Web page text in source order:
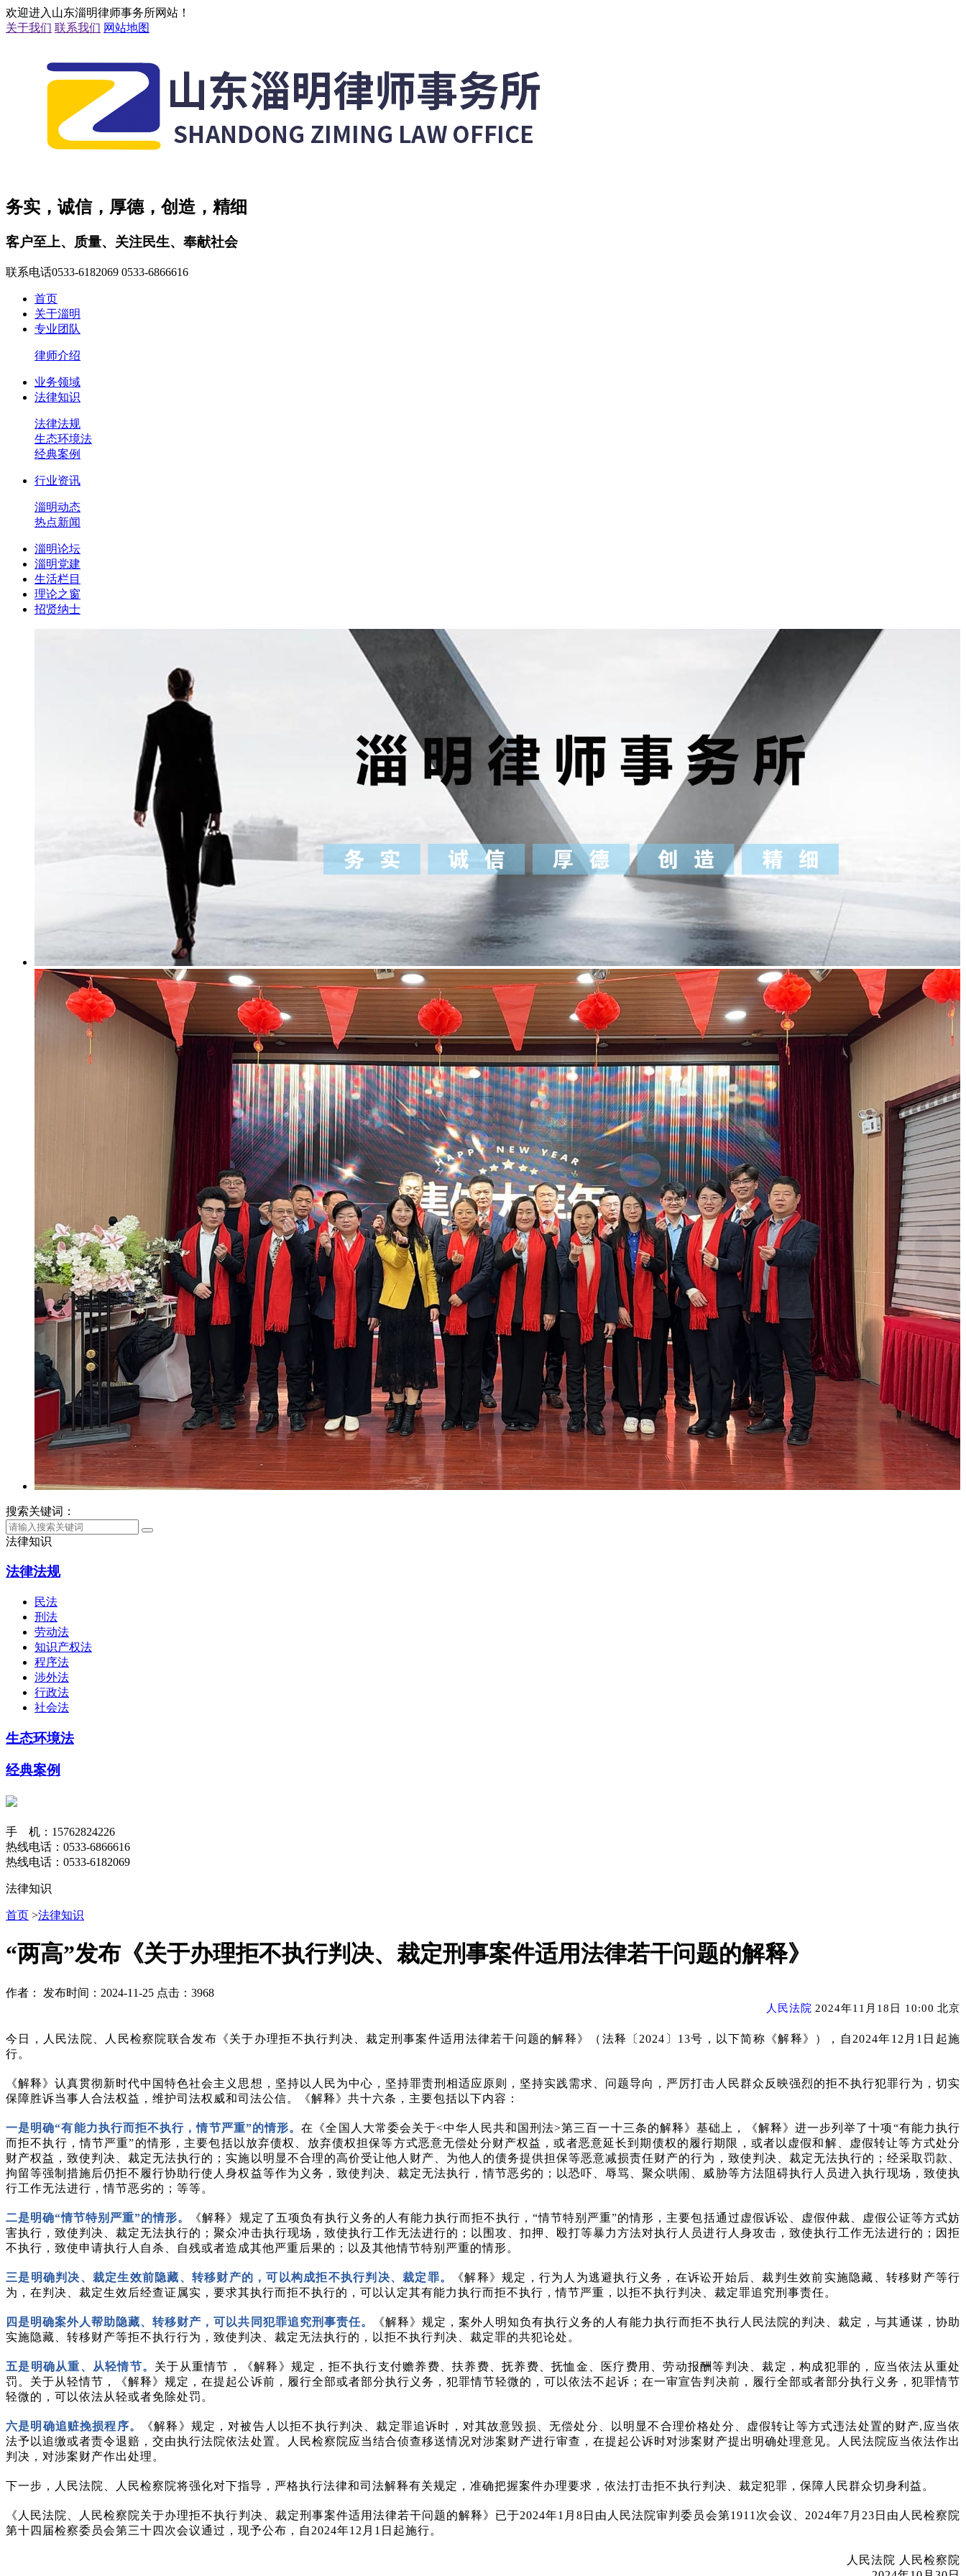
欢迎进入山东淄明律师事务所网站！
关于我们 联系我们 网站地图
务实，诚信，厚德，创造，精细
客户至上、质量、关注民生、奉献社会
联系电话0533-6182069 0533-6866616
首页
关于淄明
专业团队
律师介绍
业务领域
法律知识
法律法规
生态环境法
经典案例
行业资讯
淄明动态
热点新闻
淄明论坛
淄明党建
生活栏目
理论之窗
招贤纳士
搜索关键词：
法律知识
法律法规
民法
刑法
劳动法
知识产权法
程序法
涉外法
行政法
社会法
生态环境法
经典案例
手 机：15762824226
热线电话：0533-6866616
热线电话：0533-6182069
法律知识
首页 >法律知识
“两高”发布《关于办理拒不执行判决、裁定刑事案件适用法律若干问题的解释》
作者： 发布时间：2024-11-25 点击：3968
人民法院 2024年11月18日 10:00 北京
今日，人民法院、人民检察院联合发布《关于办理拒不执行判决、裁定刑事案件适用法律若干问题的解释》（法释〔 2024〕13号，以下简称《解释》），自2024年12月1日起施
行。
《解释》认真贯彻新时代中国特色社会主义思想，坚持以人民为中心，坚持罪责刑相适应原则，坚持实践需求、问题导向，严厉打击人民群众反映强烈的拒不执行犯罪行为，切实
保障胜诉当事人合法权益，维护司法权威和司法公信。《解释》共十六条，主要包括以下内容：
一是明确“有能力执行而拒不执行，情节严重”的情形。在《全国人大常委会关于<中华人民共和国刑法>第三百一十三条的解释》基础上，《解释》进一步列举了十项“有能力执行
而拒不执行，情节严重”的情形，主要包括以放弃债权、放弃债权担保等方式恶意无偿处分财产权益，或者恶意延长到期债权的履行期限，或者以虚假和解、虚假转让等方式处分
财产权益，致使判决、裁定无法执行的；实施以明显不合理的高价受让他人财产、为他人的债务提供担保等恶意减损责任财产的行为，致使判决、裁定无法执行的；经采取罚款、
拘留等强制措施后仍拒不履行协助行使人身权益等作为义务，致使判决、裁定无法执行，情节恶劣的；以恐吓、辱骂、聚众哄闹、威胁等方法阻碍执行人员进入执行现场，致使执
行工作无法进行，情节恶劣的；等等。
二是明确“情节特别严重”的情形。 《解释》规定了五项负有执行义务的人有能力执行而拒不执行，“情节特别严重”的情形，主要包括通过虚假诉讼、虚假仲裁、虚假公证等方式妨
害执行，致使判决、裁定无法执行的；聚众冲击执行现场，致使执行工作无法进行的；以围攻、扣押、殴打等暴力方法对执行人员进行人身攻击，致使执行工作无法进行的；因拒
不执行，致使申请执行人自杀、自残或者造成其他严重后果的；以及其他情节特别严重的情形。
三是明确判决、裁定生效前隐藏、转移财产的，可以构成拒不执行判决、裁定罪。
《解释》规定，行为人为逃避执行义务，在诉讼开始后、裁判生效前实施隐藏、转移财产等行
为，在判决、裁定生效后经查证属实，要求其执行而拒不执行的，可以认定其有能力执行而拒不执行，情节严重，以拒不执行判决、裁定罪追究刑事责任。
四是明确案外人帮助隐藏、转移财产，可以共同犯罪追究刑事责任。
《解释》规定，案外人明知负有执行义务的人有能力执行而拒不执行人民法院的判决、裁定，与其通谋，协助
实施隐藏、转移财产等拒不执行行为，致使判决、裁定无法执行的，以拒不执行判决、裁定罪的共犯论处。
五是明确从重、从轻情节。 关于从重情节，《解释》规定，拒不执行支付赡养费、扶养费、抚养费、抚恤金、医疗费用、劳动报酬等判决、裁定，构成犯罪的，应当依法从重处
罚。关于从轻情节，《解释》规定，在提起公诉前，履行全部或者部分执行义务，犯罪情节轻微的，可以依法不起诉；在一审宣告判决前，履行全部或者部分执行义务，犯罪情节
轻微的，可以依法从轻或者免除处罚。
六是明确追赃挽损程序。 《解释》规定，对被告人以拒不执行判决、裁定罪追诉时，对其故意毁损、无偿处分、以明显不合理价格处分、虚假转让等方式违法处置的财产,应当依
法予以追缴或者责令退赔，交由执行法院依法处置。人民检察院应当结合侦查移送情况对涉案财产进行审查，在提起公诉时对涉案财产提出明确处理意见。人民法院应当依法作出
判决，对涉案财产作出处理。
下一步，人民法院、人民检察院将强化对下指导，严格执行法律和司法解释有关规定，准确把握案件办理要求，依法打击拒不执行判决、裁定犯罪，保障人民群众切身利益。
《人民法院、人民检察院关于办理拒不执行判决、裁定刑事案件适用法律若干问题的解释》已于2024年1月8日由人民法院审判委员会第1911次会议、2024年7月23日由人民检察院
第十四届检察委员会第三十四次会议通过，现予公布，自2024年12月1日起施行。
人民法院 人民检察院